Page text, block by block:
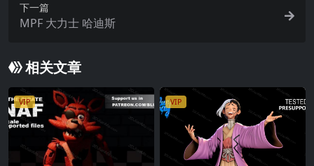
下一篇
MPF 大力士 哈迪斯
相关文章
VIP VIP